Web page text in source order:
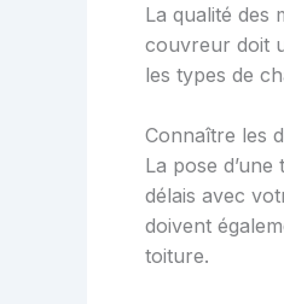
La qualité des
couvreur doit
les types de
Connaître les
La pose
délais avec
doivent
toiture.